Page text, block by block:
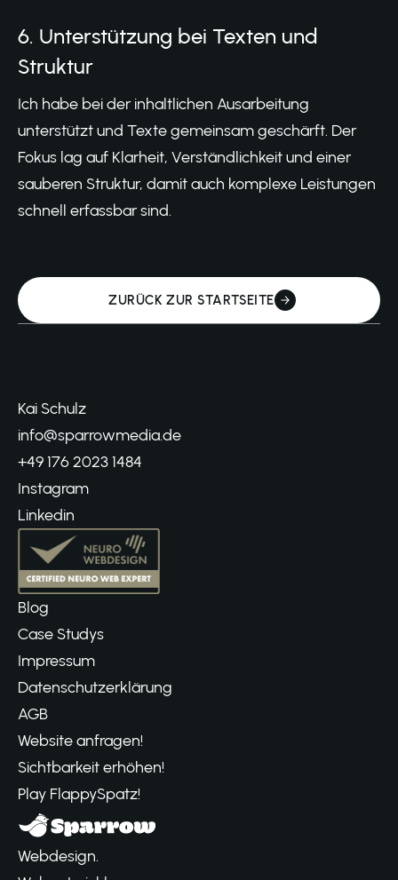
6. Unterstützung bei Texten und
Struktur
Ich habe bei der inhaltlichen Ausarbeitung
unterstützt und Texte gemeinsam geschärft. Der
Fokus lag auf Klarheit, Verständlichkeit und einer
sauberen Struktur, damit auch komplexe Leistungen
schnell erfassbar sind.
ZURÜCK ZUR STARTSEITE
ZURÜCK ZUR STARTSEITE
Kai Schulz
info@sparrowmedia.de
+49 176 2023 1484
Instagram
Linkedin
Blog
Case Studys
Impressum
Datenschutzerklärung
AGB
Website anfragen!
Sichtbarkeit erhöhen!
Play FlappySpatz!
Webdesign.